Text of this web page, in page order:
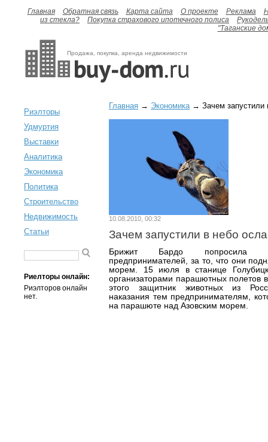
Главная Обратная связь Карта сайта О проекте Реклама
из стекла?
Покупка страхового ипотечного полиса
"Таганские
Продажа, покупка, аренда недвижимости
Риэлторы
Удмуртия
Выставки
Аналитика
Экономика
Политика
Строительство
Недвижимость
Статьи
Риелторы онлайн:
Риэлторов онлайн
нет.
Главная → Экономика→ Зачем запустили
10.08.2010, 00:32
Зачем запустили в небо осла
Брижит Бардо попросила
предпринимателей, за то, что они
морем. 15 июля в станице
организаторами парашютных полетов
этого защитник животных из
наказания тем предпринимателям,
на парашюте над Азовским морем.